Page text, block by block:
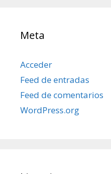
Meta
Acceder
Feed de entradas
Feed de comentarios
WordPress.org